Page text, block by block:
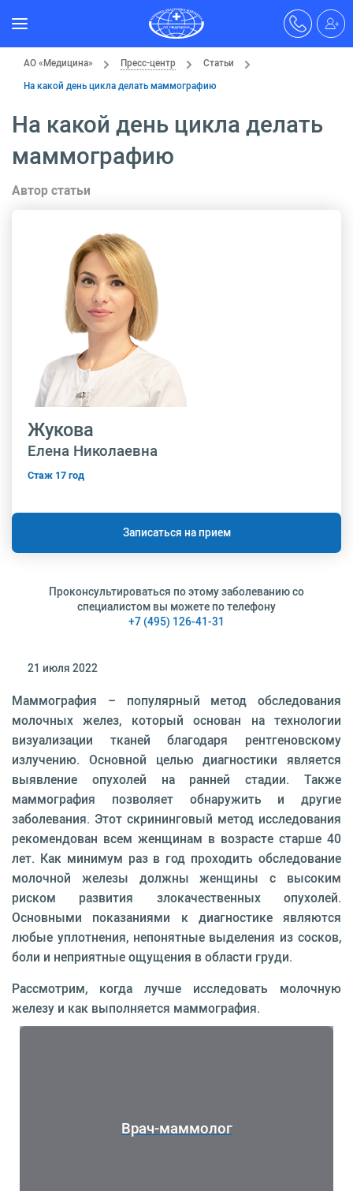
АО «Медицина» Пресс-центр
Статьи
На какой день цикла делать маммографию
На какой день цикла делать
маммографию
21 июля 2022
Маммография – популярный метод обследования
молочных желез, который основан на технологии
визуализации тканей благодаря рентгеновскому
излучению. Основной целью диагностики является
выявление опухолей на ранней стадии. Также
маммография позволяет обнаружить и другие
заболевания. Этот скрининговый метод исследования
рекомендован всем женщинам в возрасте старше 40
лет. Как минимум раз в год проходить обследование
молочной железы должны женщины с высоким
риском развития злокачественных опухолей.
Основными показаниями к диагностике являются
любые уплотнения, непонятные выделения из сосков,
боли и неприятные ощущения в области груди.
Рассмотрим, когда лучше исследовать молочную
железу и как выполняется маммография.
Врач-маммолог
Автор статьи
Жукова
Елена Николаевна
Стаж 17 год
Записаться на прием
Проконсультироваться по этому заболеванию со
специалистом вы можете по телефону
+7 (495) 126-41-31